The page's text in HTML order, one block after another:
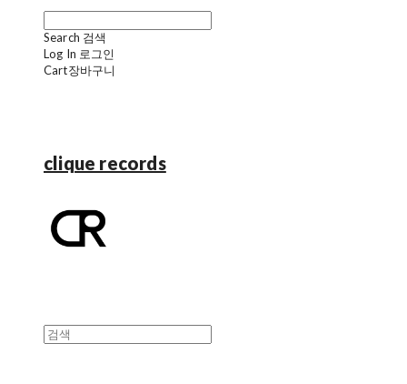
Search 검색
Log In 로그인
Cart장바구니
clique records